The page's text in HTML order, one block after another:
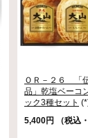
ＯＲ－２６ 「
品」乾塩ベーコ
ック3種セット
5,400円 （税込